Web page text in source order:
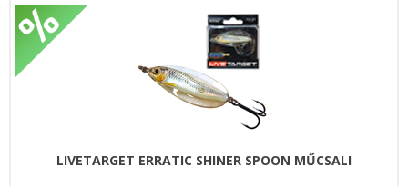
LIVETARGET ERRATIC SHINER SPOON MŰCSALI